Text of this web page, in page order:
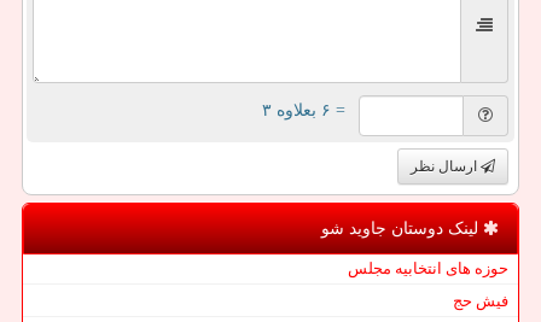
= ۶ بعلاوه ۳
ارسال نظر
لینک دوستان جاوید شو
حوزه های انتخابیه مجلس
فیش حج